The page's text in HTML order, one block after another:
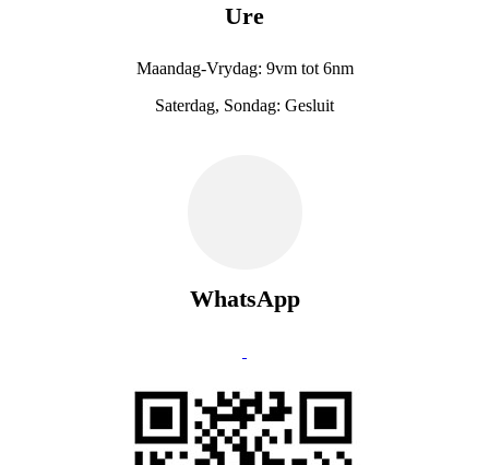
Ure
Maandag-Vrydag: 9vm tot 6nm
Saterdag, Sondag: Gesluit
WhatsApp